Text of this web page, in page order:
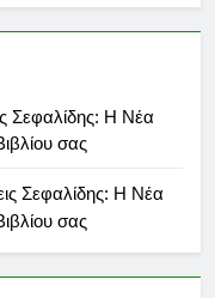
Σεφαλίδης: Η Νέα
σας
Σεφαλίδης: Η Νέα
σας